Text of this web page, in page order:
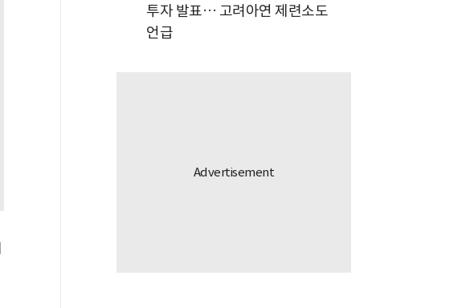
투자 발표… 고려아연 제련소도
언급